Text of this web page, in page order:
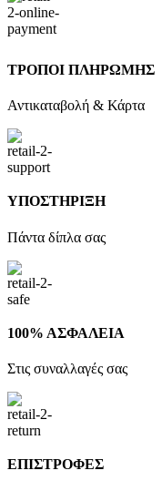
ΤΡΟΠΟΙ ΠΛΗΡΩΜΗΣ
Αντικαταβολή & Κάρτα
ΥΠΟΣΤΗΡΙΞΗ
Πάντα δίπλα σας
100% ΑΣΦΑΛΕΙΑ
Στις συναλλαγές σας
ΕΠΙΣΤΡΟΦΕΣ